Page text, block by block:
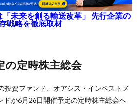
「未来を創る輸送改革」 先行企業の
戦略を徹底取材
の定時株主総会
投資ファンド、オアシス・インベストメ
が6月26日開催予定の定時株主総会へ